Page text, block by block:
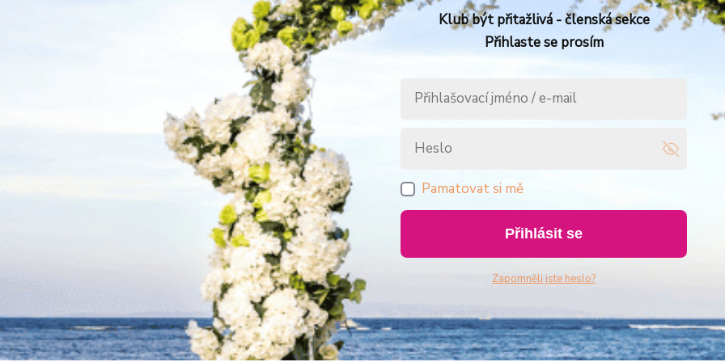
Klub být přitažlivá - členská sekce
Přihlaste se prosím
Pamatovat si mě
Přihlásit se
Zapomněli jste heslo?